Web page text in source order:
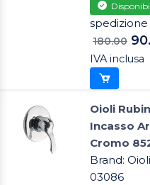
spedizione
180.00
IVA inclusa
Oioli
Incasso
Cromo
Brand:
03086